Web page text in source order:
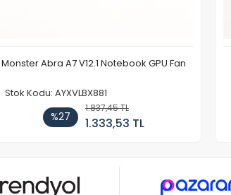
Monster Abra A7 V12.1 Notebook GPU Fan
Stok Kodu: AYXVLBX881
%27
1.837,45 TL
1.333,53 TL